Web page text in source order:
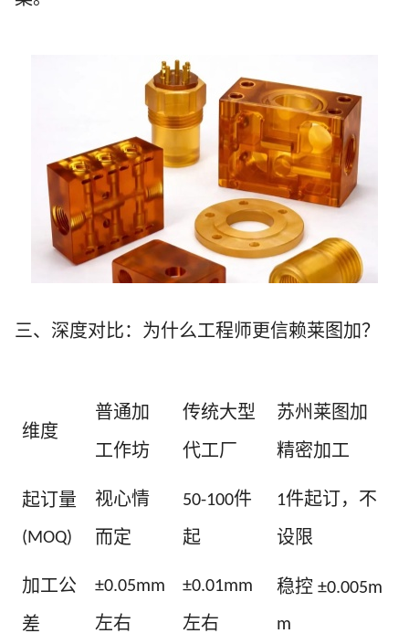
三、深度对比：为什么工程师更信赖莱图加？
维度
普通加
工作坊
传统大型
代工厂
苏州莱图加
精密加工
起订量
(MOQ)
视心情
而定
50-100件
起
1件起订，不
设限
加工公
差
±0.05mm
左右
±0.01mm
左右
稳控 ±0.005m
m